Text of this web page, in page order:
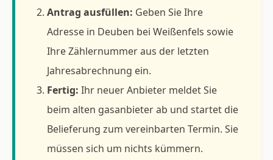
Antrag ausfüllen: Geben Sie Ihre
Adresse in Deuben bei Weißenfels sowie
Ihre Zählernummer aus der letzten
Jahresabrechnung ein.
Fertig: Ihr neuer Anbieter meldet Sie
beim alten gasanbieter ab und startet die
Belieferung zum vereinbarten Termin. Sie
müssen sich um nichts kümmern.